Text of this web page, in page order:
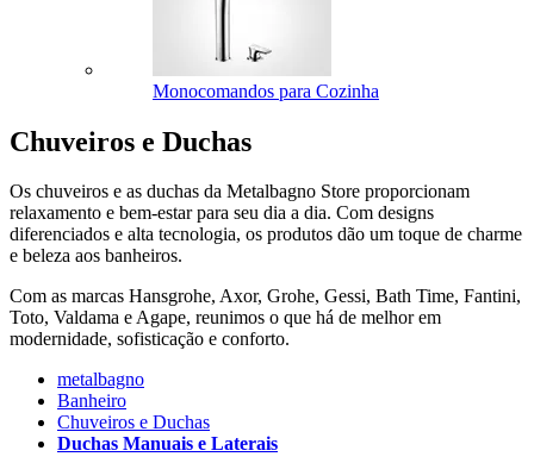
Monocomandos para Cozinha
Chuveiros e Duchas
Os chuveiros e as duchas da Metalbagno Store proporcionam
relaxamento e bem-estar para seu dia a dia. Com designs
diferenciados e alta tecnologia, os produtos dão um toque de charme
e beleza aos banheiros.
Com as marcas Hansgrohe, Axor, Grohe, Gessi, Bath Time, Fantini,
Toto, Valdama e Agape, reunimos o que há de melhor em
modernidade, sofisticação e conforto.
metalbagno
Banheiro
Chuveiros e Duchas
Duchas Manuais e Laterais